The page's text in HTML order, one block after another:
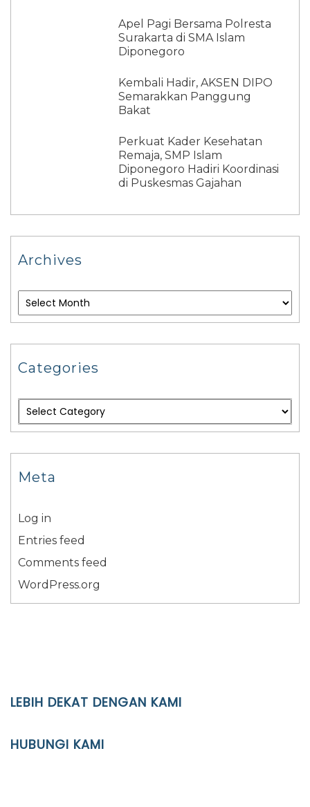
Apel Pagi Bersama Polresta
Surakarta di SMA Islam
Diponegoro
Kembali Hadir, AKSEN DIPO
Semarakkan Panggung
Bakat
Perkuat Kader Kesehatan
Remaja, SMP Islam
Diponegoro Hadiri Koordinasi
di Puskesmas Gajahan
Archives
Categories
Meta
Log in
Entries feed
Comments feed
WordPress.org
LEBIH DEKAT DENGAN KAMI
HUBUNGI KAMI